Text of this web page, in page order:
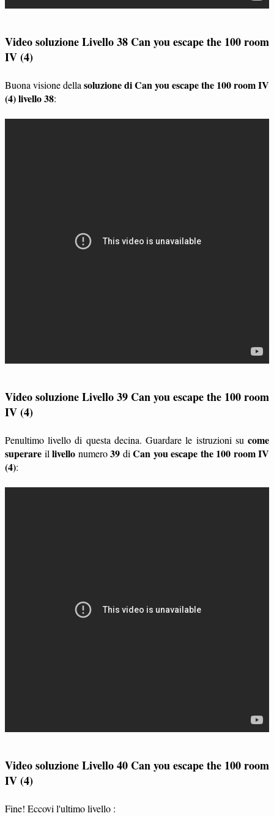
Video soluzione Livello 38 Can you escape the 100 room
IV (4)
Buona visione dellasoluzione di Can you escape the 100 room IV
(4) livello 38:
Video soluzione Livello 39 Can you escape the 100 room
IV (4)
Penultimo livello di questa decina. Guardare le istruzioni su come
superare illivello numero39 diCan you escape the 100 room IV
(4):
Video soluzione Livello 40 Can you escape the 100 room
IV (4)
Fine! Eccovi l'ultimo livello :